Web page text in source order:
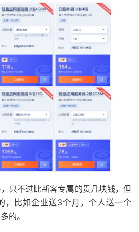
只不过比新客专属的贵几块钱，但
，比如企业送3个月，个人送一个
的。